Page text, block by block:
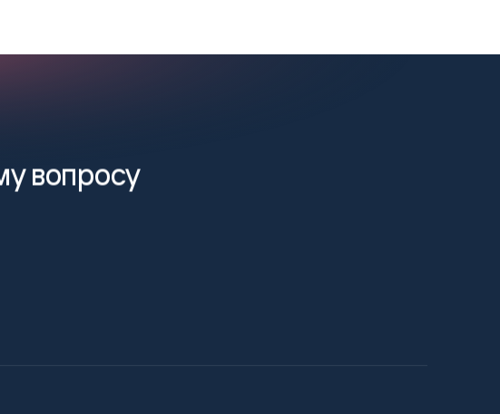
вопросу